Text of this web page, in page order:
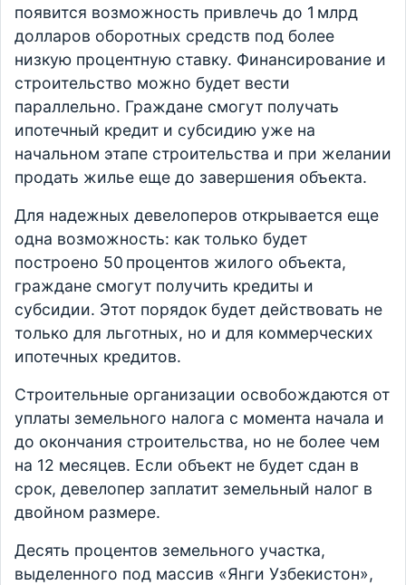
появится возможность привлечь до 1 млрд
долларов оборотных средств под более
низкую процентную ставку. Финансирование и
строительство можно будет вести
параллельно. Граждане смогут получать
ипотечный кредит и субсидию уже на
начальном этапе строительства и при желании
продать жилье еще до завершения объекта.
Для надежных девелоперов открывается еще
одна возможность: как только будет
построено 50 процентов жилого объекта,
граждане смогут получить кредиты и
субсидии. Этот порядок будет действовать не
только для льготных, но и для коммерческих
ипотечных кредитов.
Строительные организации освобождаются от
уплаты земельного налога с момента начала и
до окончания строительства, но не более чем
на 12 месяцев. Если объект не будет сдан в
срок, девелопер заплатит земельный налог в
двойном размере.
Десять процентов земельного участка,
выделенного под массив «Янги Узбекистон»,